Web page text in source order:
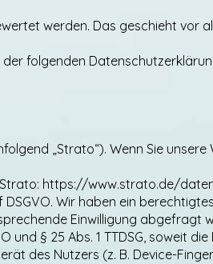
werden. Das geschieht vor
folgenden
„Strato“). Wenn Sie unsere
https://www.strato.de/
Wir haben ein
Einwilligung abgefragt
§ 25 Abs. 1 TTDSG, soweit die
des Nutzers (z. B. Device-